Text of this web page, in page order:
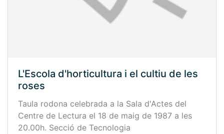
L'Escola d'horticultura i el cultiu de les
roses
Taula rodona celebrada a la Sala d'Actes del
Centre de Lectura el 18 de maig de 1987 a les
20.00h. Secció de Tecnologia